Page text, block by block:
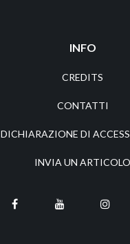
INFO
CREDITS
CONTATTI
DICHIARAZIONE DI
INVIA UN ARTICOLO